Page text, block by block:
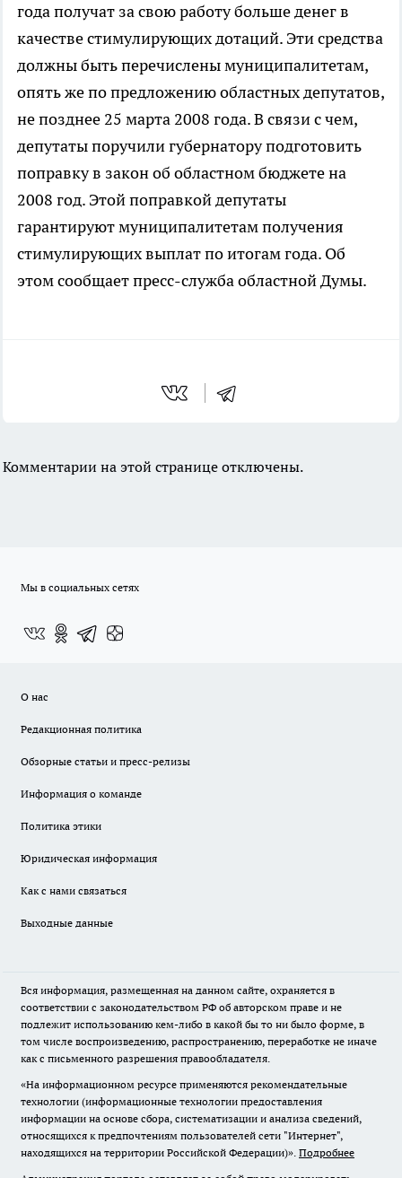
года получат за свою работу больше денег в
качестве стимулирующих дотаций. Эти средства
должны быть перечислены муниципалитетам,
опять же по предложению областных депутатов,
не позднее 25 марта 2008 года. В связи с чем,
депутаты поручили губернатору подготовить
поправку в закон об областном бюджете на
2008 год. Этой поправкой депутаты
гарантируют муниципалитетам получения
стимулирующих выплат по итогам года. Об
этом сообщает пресс-служба областной Думы.
Комментарии на этой странице отключены.
Мы в социальных сетях
О нас
Редакционная политика
Обзорные статьи и пресс-релизы
Информация о команде
Политика этики
Юридическая информация
Как с нами связаться
Выходные данные
Вся информация, размещенная на данном сайте, охраняется в
соответствии с законодательством РФ об авторском праве и не
подлежит использованию кем-либо в какой бы то ни было форме, в
том числе воспроизведению, распространению, переработке не иначе
как с письменного разрешения правообладателя.
«На информационном ресурсе применяются рекомендательные
технологии (информационные технологии предоставления
информации на основе сбора, систематизации и анализа сведений,
относящихся к предпочтениям пользователей сети "Интернет",
находящихся на территории Российской Федерации)». Подробнее